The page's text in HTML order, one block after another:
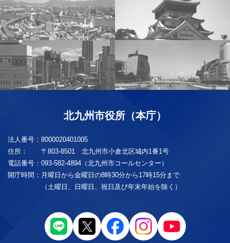
北九州市役所（本庁）
法人番号： 8000020401005
住所：
〒803-8501 北九州市小倉北区城内1番1号
電話番号： 093-582-4894（北九州市コールセンター）
開庁時間： 月曜日から金曜日の8時30分から17時15分まで
（土曜日、日曜日、祝日及び年末年始を除く）